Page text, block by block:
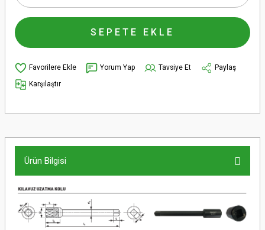
SEPETE EKLE
Yorum Yap Tavsiye Et
Paylaş
Karşılaştır
Ürün Bilgisi